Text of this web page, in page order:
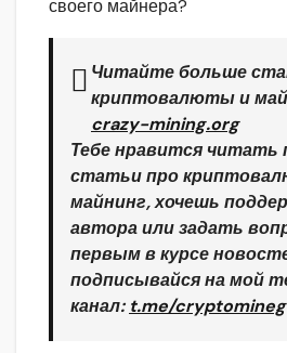
Читайте больше
криптовалюты и
crazy-mining.org
Тебе нравится читать
статьи про
майнинг, хочешь
автора или задать
первым в курсе
подписывайся на мой
канал: t.me/cryptomineg